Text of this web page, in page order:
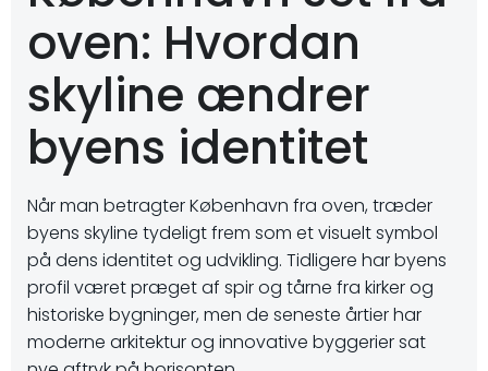
oven: Hvordan
skyline ændrer
byens identitet
Når man betragter København fra oven, træder
byens skyline tydeligt frem som et visuelt symbol
på dens identitet og udvikling. Tidligere har byens
profil været præget af spir og tårne fra kirker og
historiske bygninger, men de seneste årtier har
moderne arkitektur og innovative byggerier sat